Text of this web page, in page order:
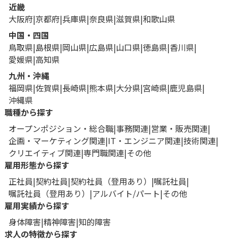
近畿
大阪府 京都府 兵庫県 奈良県 滋賀県 和歌山県
中国・四国
鳥取県 島根県 岡山県 広島県 山口県 徳島県 香川県
愛媛県 高知県
九州・沖縄
福岡県 佐賀県 長崎県 熊本県 大分県 宮崎県 鹿児島県
沖縄県
職種から探す
オープンポジション・総合職 事務関連 営業・販売関連
企画・マーケティング関連 IT・エンジニア関連 技術関連
クリエイティブ関連 専門職関連 その他
雇用形態から探す
正社員 契約社員 契約社員（登用あり）
嘱託社員
嘱託社員（登用あり）
アルバイト/パート その他
雇用実績から探す
身体障害 精神障害 知的障害
求人の特徴から探す